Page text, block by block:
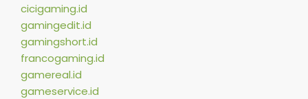
cicigaming.id
gamingedit.id
gamingshort.id
francogaming.id
gamereal.id
gameservice.id